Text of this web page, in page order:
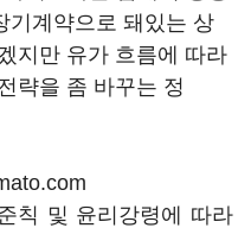
기계약으로 돼있는 상
지만 유가 흐름에 따라
략을 좀 바꾸는 정
칙 및 윤리강령에 따라